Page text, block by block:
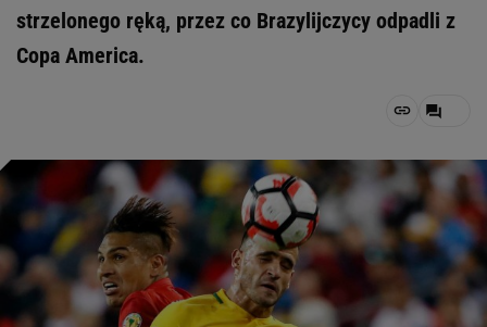
strzelonego ręką, przez co Brazylijczycy odpadli z
Copa America.